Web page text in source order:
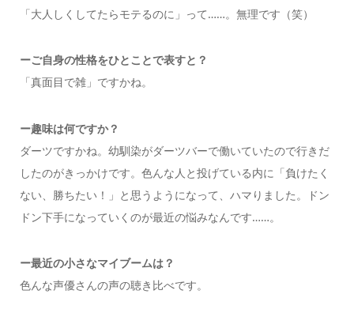
「大人しくしてたらモテるのに」って……。無理です（笑）
ーご自身の性格をひとことで表すと？
「真面目で雑」ですかね。
ー趣味は何ですか？
ダーツですかね。幼馴染がダーツバーで働いていたので行きだ
したのがきっかけです。色んな人と投げている内に「負けたく
ない、勝ちたい！」と思うようになって、ハマりました。ドン
ドン下手になっていくのが最近の悩みなんです……。
ー最近の小さなマイブームは？
色んな声優さんの声の聴き比べです。